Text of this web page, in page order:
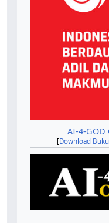
AI-4-GOD
[Download